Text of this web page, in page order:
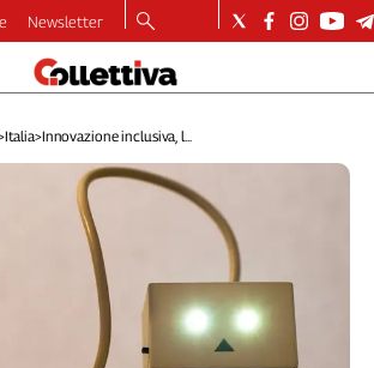
Newsletter
Italia>Innovazione inclusiva, l...